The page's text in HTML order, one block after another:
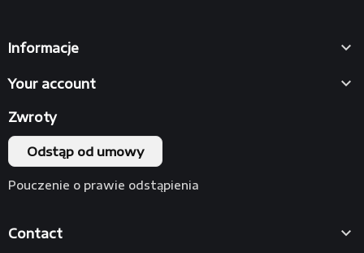
Informacje 
Your account 
Contact 
Zwroty
Odstąp od umowy
Pouczenie o prawie odstąpienia